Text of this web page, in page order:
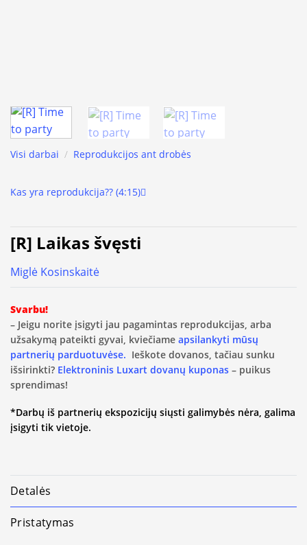
Visi darbai / Reprodukcijos ant drobės
Kas yra reprodukcija?? (4:15)
[R] Laikas švęsti
Miglė Kosinskaitė
Svarbu!
– Jeigu norite įsigyti jau pagamintas reprodukcijas, arba
užsakymą pateikti gyvai, kviečiame apsilankyti mūsų
partnerių parduotuvėse. Ieškote dovanos, tačiau sunku
išsirinkti? Elektroninis Luxart dovanų kuponas – puikus
sprendimas!
*Darbų iš partnerių ekspozicijų siųsti galimybės nėra, galima
įsigyti tik vietoje.
Detalės
Pristatymas